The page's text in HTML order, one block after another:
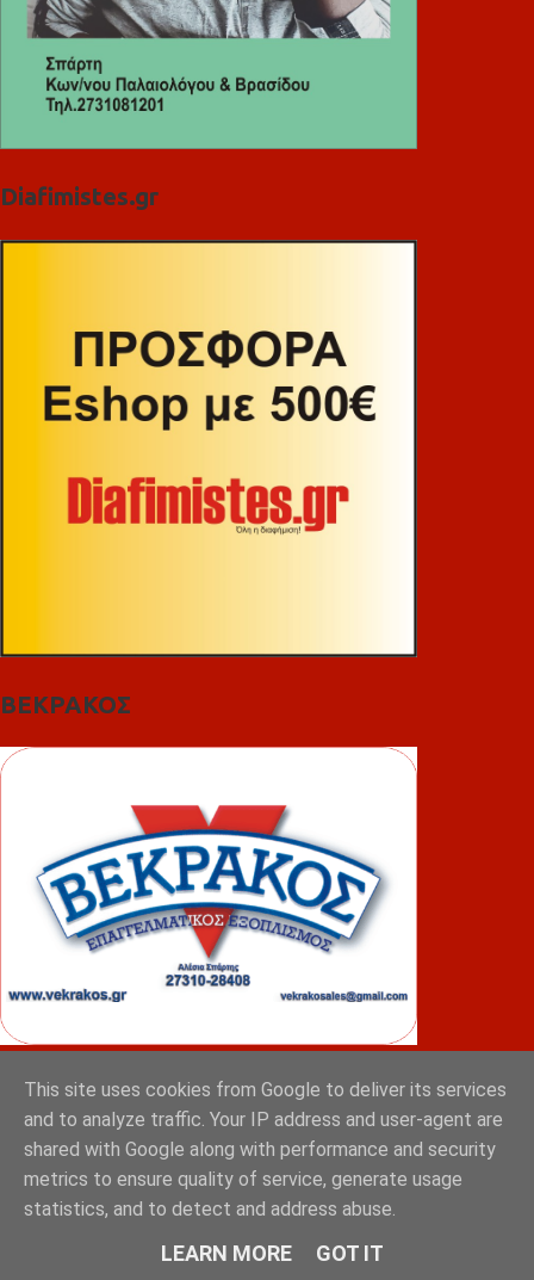
Diafimistes.gr
ΒΕΚΡΑΚΟΣ
ΦΟΥΝΤΑΣ
This site uses cookies from Google to deliver its services
and to analyze traffic. Your IP address and user-agent are
shared with Google along with performance and security
metrics to ensure quality of service, generate usage
statistics, and to detect and address abuse.
LEARN MORE GOT IT